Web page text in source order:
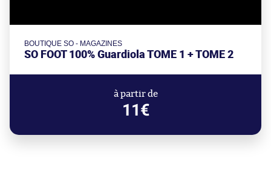
BOUTIQUE SO - MAGAZINES
SO FOOT 100% Guardiola TOME 1 + TOME 2
à partir de
11€